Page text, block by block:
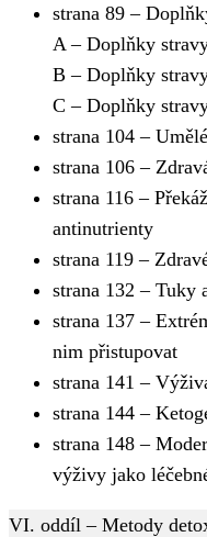
strana 89 –
A – Doplňky
B – Doplňky
C – Doplňky
strana 104 –
strana 106 –
strana 116 –
antinutrienty
strana 119 –
strana 132 – Tuky
strana 137 –
nim přistupovat
strana 141 –
strana 144 –
strana 148 –
výživy jako
VI. oddíl – Metody